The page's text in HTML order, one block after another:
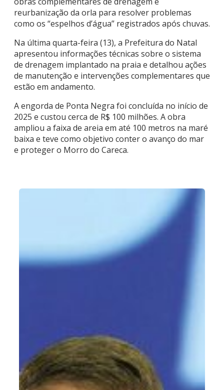
reurbanização da orla para resolver problemas
como os “espelhos d’água” registrados após chuvas.
Na última quarta-feira (13), a Prefeitura do Natal
apresentou informações técnicas sobre o sistema
de drenagem implantado na praia e detalhou ações
de manutenção e intervenções complementares que
estão em andamento.
A engorda de Ponta Negra foi concluída no início de
2025 e custou cerca de R$ 100 milhões. A obra
ampliou a faixa de areia em até 100 metros na maré
baixa e teve como objetivo conter o avanço do mar
e proteger o Morro do Careca.